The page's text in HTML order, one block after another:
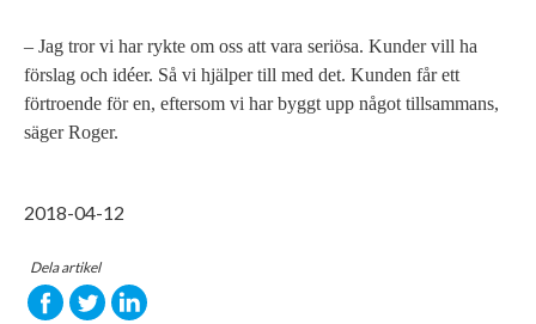
– Jag tror vi har rykte om oss att vara seriösa. Kunder vill ha
förslag och idéer. Så vi hjälper till med det. Kunden får ett
förtroende för en, eftersom vi har byggt upp något tillsammans,
säger Roger.
2018-04-12
Dela artikel